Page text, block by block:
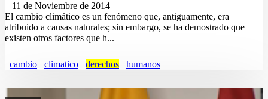
11 de Noviembre de 2014
El cambio climático es un fenómeno que, antiguamente, era
atribuido a causas naturales; sin embargo, se ha demostrado que
existen otros factores que h...
cambio climatico derechos humanos